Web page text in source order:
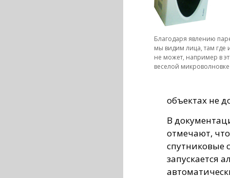
Благодаря явлению
мы видим лица, там где
не может, например в
веселой микроволновке
объектах не
В
отмечают,
спутниковые
запускается